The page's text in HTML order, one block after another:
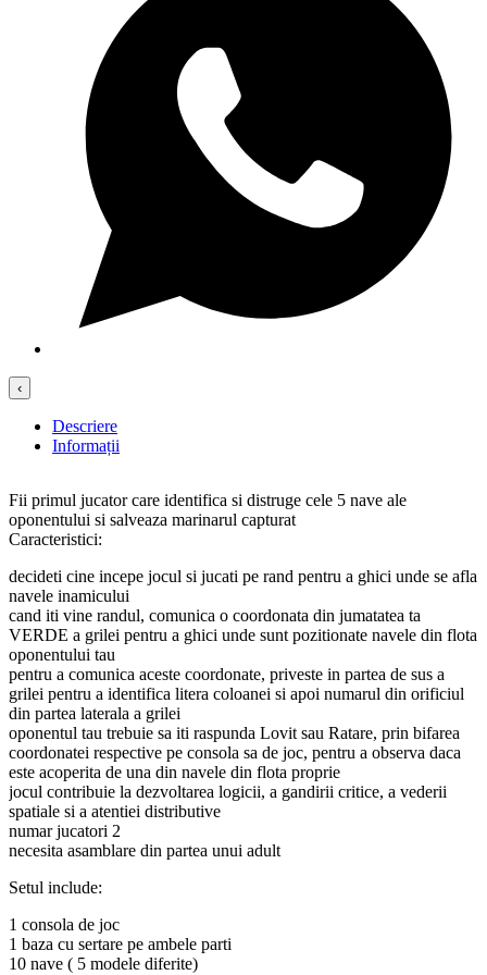
‹
Descriere
Informații
Fii primul jucator care identifica si distruge cele 5 nave ale
oponentului si salveaza marinarul capturat
Caracteristici:
decideti cine incepe jocul si jucati pe rand pentru a ghici unde se afla
navele inamicului
cand iti vine randul, comunica o coordonata din jumatatea ta
VERDE a grilei pentru a ghici unde sunt pozitionate navele din flota
oponentului tau
pentru a comunica aceste coordonate, priveste in partea de sus a
grilei pentru a identifica litera coloanei si apoi numarul din orificiul
din partea laterala a grilei
oponentul tau trebuie sa iti raspunda Lovit sau Ratare, prin bifarea
coordonatei respective pe consola sa de joc, pentru a observa daca
este acoperita de una din navele din flota proprie
jocul contribuie la dezvoltarea logicii, a gandirii critice, a vederii
spatiale si a atentiei distributive
numar jucatori 2
necesita asamblare din partea unui adult
Setul include:
1 consola de joc
1 baza cu sertare pe ambele parti
10 nave ( 5 modele diferite)